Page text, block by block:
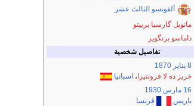
ألفونسو الثالث عشر
مانويل گارسيا پرييتو
داماسو برنگوير
تفاصيل شخصية
8 يناير
1870
خريز ده لا فرونتيرا ، اسبانيا
16 مارس
1930
باريس
فرنسا